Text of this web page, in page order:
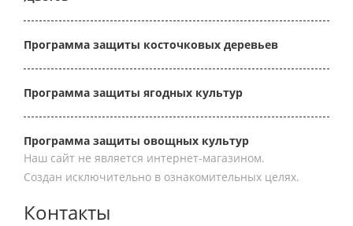
Программа защиты косточковых деревьев
Программа защиты ягодных культур
Программа защиты овощных культур
Наш сайт не является интернет-магазином.
Создан исключительно в ознакомительных целях.
Контакты